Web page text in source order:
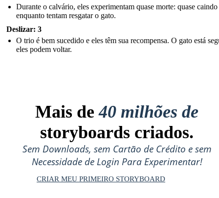
Durante o calvário, eles experimentam quase morte: quase caindo
enquanto tentam resgatar o gato.
Deslizar: 3
O trio é bem sucedido e eles têm sua recompensa. O gato está
eles podem voltar.
Mais de40 milhões de
storyboards criados.
Sem Downloads, sem Cartão de Crédito e sem
Necessidade de Login Para Experimentar!
CRIAR MEU PRIMEIRO STORYBOARD